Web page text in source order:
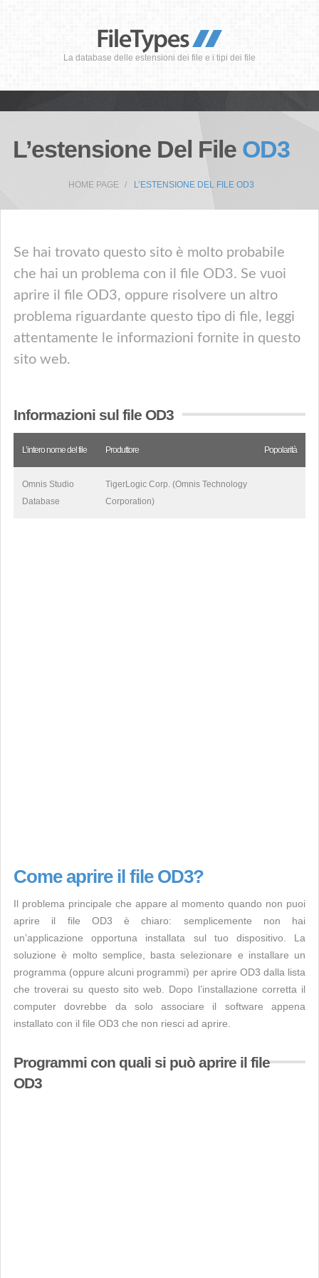
La database delle estensioni dei file e i tipi dei file
L’estensione Del File OD3
HOME PAGE L’ESTENSIONE DEL FILE OD3
Se hai trovato questo sito è molto probabile
che hai un problema con il file OD3. Se vuoi
aprire il file OD3, oppure risolvere un altro
problema riguardante questo tipo di file, leggi
attentamente le informazioni fornite in questo
sito web.
Informazioni sul file OD3
L’intero nome del file Produttore Popolarità
Omnis Studio
Database
TigerLogic Corp. (Omnis Technology
Corporation)
Come aprire il file OD3?
Il problema principale che appare al momento quando non puoi
aprire il file OD3 è chiaro: semplicemente non hai
un’applicazione opportuna installata sul tuo dispositivo. La
soluzione è molto semplice, basta selezionare e installare un
programma (oppure alcuni programmi) per aprire OD3 dalla lista
che troverai su questo sito web. Dopo l’installazione corretta il
computer dovrebbe da solo associare il software appena
installato con il file OD3 che non riesci ad aprire.
Programmi con quali si può aprire il file
OD3